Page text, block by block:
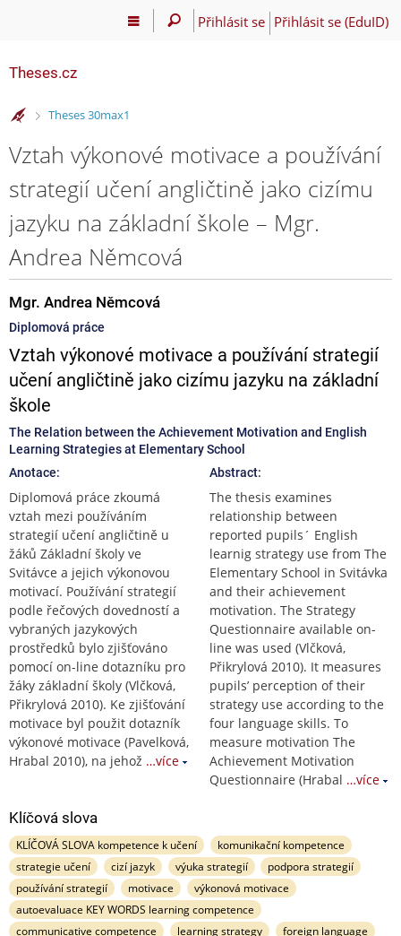
Přihlásit se Přihlásit se (EduID)
Theses.cz
>
Theses 30max1
Vztah výkonové motivace a používání
strategií učení angličtině jako cizímu
jazyku na základní škole – Mgr.
Andrea Němcová
Mgr. Andrea Němcová
Diplomová práce
Vztah výkonové motivace a používání strategií
učení angličtině jako cizímu jazyku na základní
škole
The Relation between the Achievement Motivation and English
Learning Strategies at Elementary School
Anotace:
Diplomová práce zkoumá
vztah mezi používáním
strategií učení angličtině u
žáků Základní školy ve
Svitávce a jejich výkonovou
motivací. Používání strategií
podle řečových dovedností a
vybraných jazykových
prostředků bylo zjišťováno
pomocí on-line dotazníku pro
žáky základní školy (Vlčková,
Přikrylová 2010). Ke zjišťování
motivace byl použit dotazník
výkonové motivace (Pavelková,
Hrabal 2010), na jehož …více
Abstract:
The thesis examines
relationship between
reported pupils´ English
learnig strategy use from The
Elementary School in Svitávka
and their achievement
motivation. The Strategy
Questionnaire available on-
line was used (Vlčková,
Přikrylová 2010). It measures
pupils’ perception of their
strategy use according to the
four language skills. To
measure motivation The
Achievement Motivation
Questionnaire (Hrabal …více
Klíčová slova
KLÍČOVÁ SLOVA kompetence k učení
komunikační kompetence
strategie učení
cizí jazyk výuka strategií
podpora strategií
používání strategií
motivace
výkonová motivace
autoevaluace KEY WORDS learning competence
communicative competence
learning strategy
foreign language